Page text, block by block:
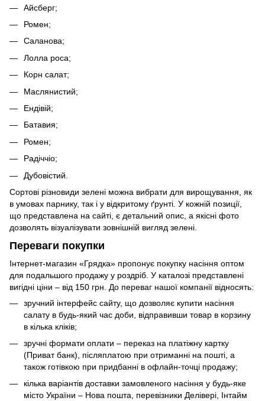
Айсберг;
Ромен;
Саланова;
Лолла роса;
Корн салат;
Маслянистий;
Ендівій;
Батавия;
Ромен;
Радіччіо;
Дубовістий.
Сортові різновиди зелені можна вибрати для вирощування, як
в умовах парнику, так і у відкритому ґрунті. У кожній позиції,
що представлена на сайті, є детальний опис, а якісні фото
дозволять візуалізувати зовнішній вигляд зелені.
Переваги покупки
Інтернет-магазин «Грядка» пропонує покупку насіння оптом
для подальшого продажу у роздріб. У каталозі представлені
вигідні ціни – від 150 грн. До переваг нашої компанії відносять:
зручний інтерфейс сайту, що дозволяє купити насіння
салату в будь-який час доби, відправивши товар в корзину
в кілька кліків;
зручні формати оплати – переказ на платіжну картку
(Приват банк), післяплатою при отриманні на пошті, а
також готівкою при придбанні в офлайн-точці продажу;
кілька варіантів доставки замовленого насіння у будь-яке
місто України – Нова пошта, перевізники Делівері, Інтайм